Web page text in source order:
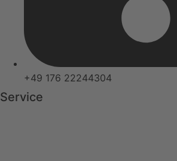
+49 176 22244304
Service